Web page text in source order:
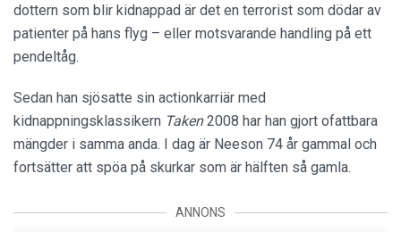
dottern som blir kidnappad är det en terrorist som dödar av
patienter på hans flyg – eller motsvarande handling på ett
pendeltåg.
Sedan han sjösatte sin actionkarriär med
kidnappningsklassikern Taken2008 har han gjort ofattbara
mängder i samma anda. I dag är Neeson 74 år gammal och
fortsätter att spöa på skurkar som är hälften så gamla.
ANNONS